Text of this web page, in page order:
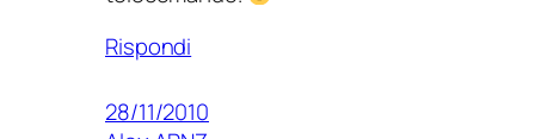
Rispondi
28/11/2010